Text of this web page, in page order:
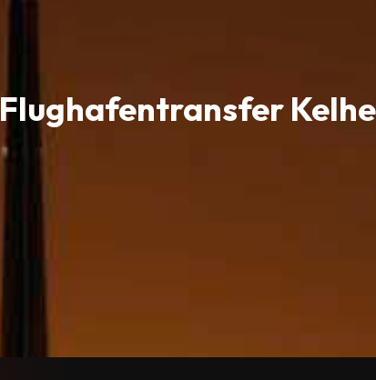
Flughafentransfer